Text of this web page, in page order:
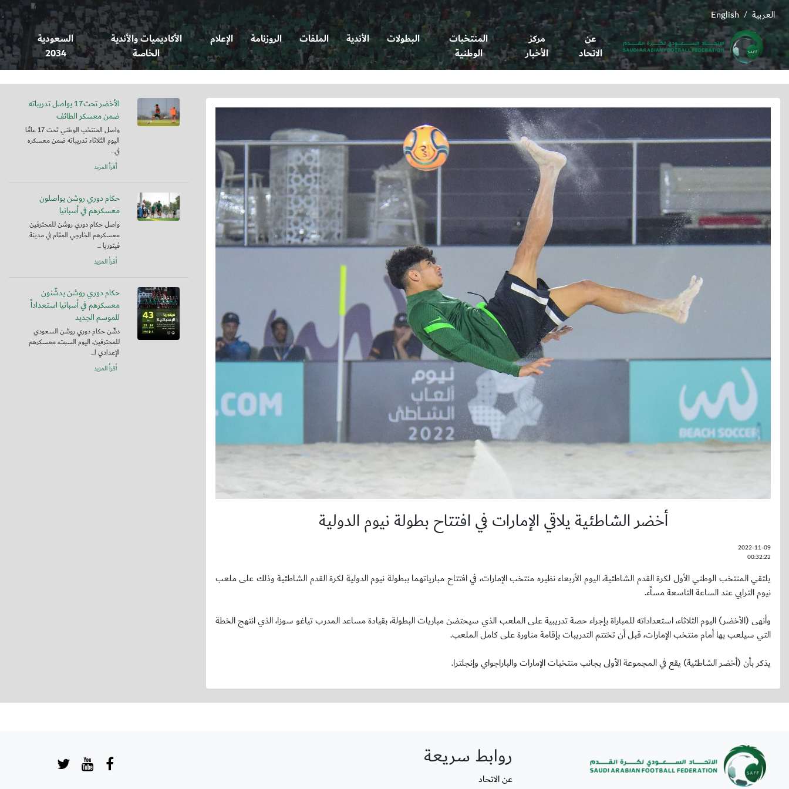
English / العربية
عن
الاتحاد
مركز
الأخبار
المنتخبات
الوطنية
البطولات الأندية الملفات الروزنامة الإعلام
الأكاديميات والأندية
الخاصة
السعودية
2034
أخضر الشاطئية يلاقي الإمارات في افتتاح بطولة نيوم الدولية
2022-11-09
00:32:22
يلتقي المنتخب الوطني الأول لكرة القدم الشاطئية، اليوم الأربعاء نظيره منتخب الإمارات، في افتتاح مبارياتهما ببطولة نيوم الدولية لكرة القدم الشاطئية وذلك على ملعب
نيوم الترابي عند الساعة التاسعة مساًء.
وأنهى (الأخضر) اليوم الثلاثاء، استعداداته للمباراة بإجراء حصة تدريبية على الملعب الذي سيحتضن مباريات البطولة، بقيادة مساعد المدرب تياغو سوزا، الذي انتهج الخطة
التي سيلعب بها أمام منتخب الإمارات، قبل أن تختتم التدريبات بإقامة مناورة على كامل الملعب.
يذكر بأن (أخضر الشاطئية) يقع في المجموعة الأولى بجانب منتخبات الإمارات والباراجواي وإنجلترا.
الأخضر تحت17 يواصل تدريباته
ضمن معسكر الطائف
واصل المنتخب الوطني تحت 17 عامًا
اليوم الثلاثاء تدريباته ضمن معسكره
في...
أقرأ المزيد
حكام دوري روشن يواصلون
معسكرهم في أسبانيا
واصل حكام دوري روشن للمحترفين
معسكرهم الخارجي المقام في مدينة
فيتوريا ...
أقرأ المزيد
حكام دوري روشن يدشّنون
معسكرهم في أسبانيا استعداداً
للموسم الجديد
دشّن حكام دوري روشن السعودي
للمحترفين، اليوم السبت، معسكرهم
الإعدادي ا...
أقرأ المزيد
روابط سريعة
عن الاتحاد